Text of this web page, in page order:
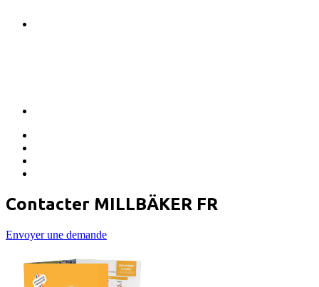
Contacter MILLBÄKER FR
Envoyer une demande